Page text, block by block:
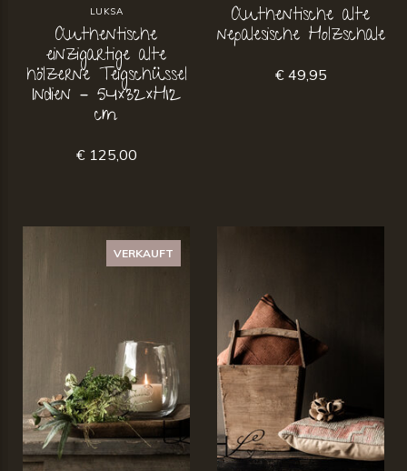
LUKSA
Authentische
einzigartige alte
hölzerne Teigschüssel
Indien – 54×32×H12
cm
€ 125,00
Authentische alte
nepalesische Holzschale
€ 49,95
VERKAUFT